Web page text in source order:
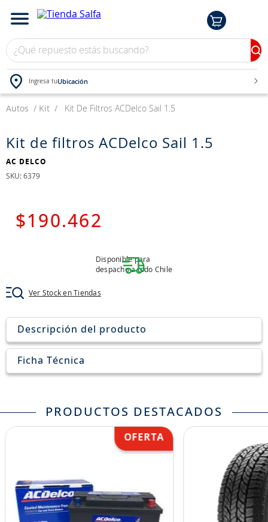
¿Qué repuesto estás buscando?
Ingresa tuUbicación
Autos Kit Kit De Filtros ACDelco Sail 1.5
Kit de filtros ACDelco Sail 1.5
AC DELCO
: 6379
$190.462
Disponible para
despacho a todo Chile
Ver Stock en Tiendas
Descripción del producto
Ficha Técnica
PRODUCTOS DESTACADOS
TÉRMINOS MÁS BUSCADOS
2.
neumáticos
3
westlake
5.
chevrolet
9.
255
10. neumáticos 235